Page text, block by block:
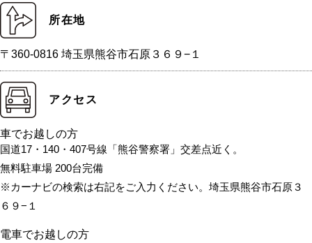
所在地
〒360-0816 埼玉県熊谷市石原３６９−１
アクセス
車でお越しの方
国道17・140・407号線「熊谷警察署」交差点近く。
無料駐車場 200台完備
※カーナビの検索は右記をご入力ください。埼玉県熊谷市石原３
６９−１
電車でお越しの方